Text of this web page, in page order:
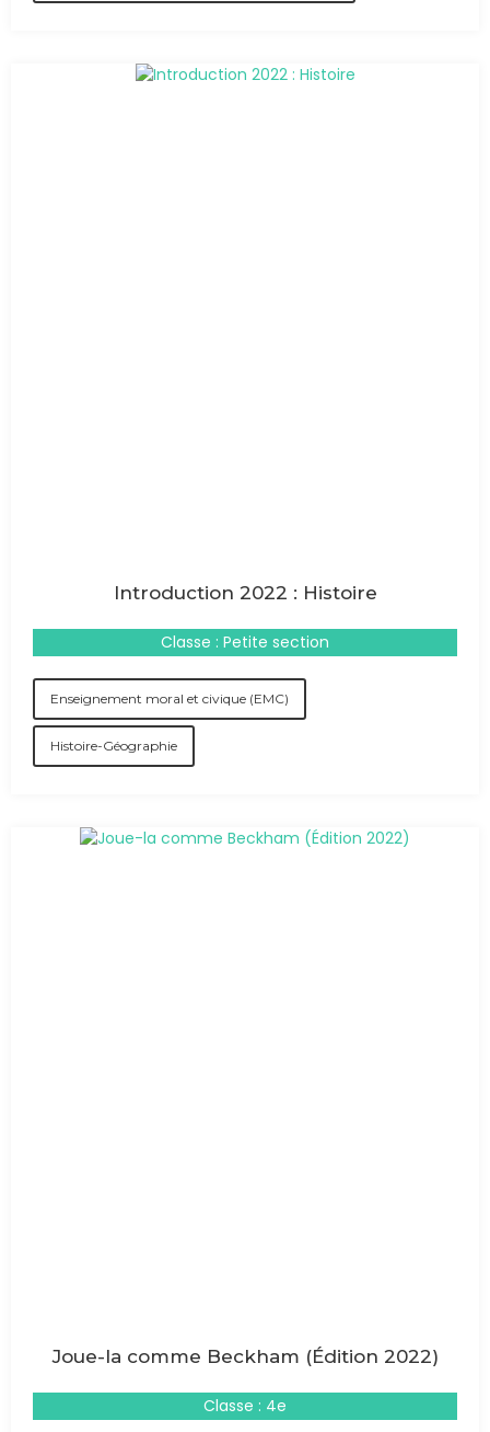
Introduction 2022 : Histoire
Classe : Petite section
Enseignement moral et civique (EMC)
Histoire-Géographie
Joue-la comme Beckham (Édition 2022)
Classe : 4e